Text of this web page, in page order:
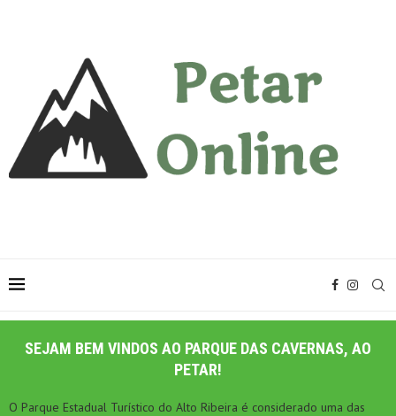
SEJAM BEM VINDOS AO PARQUE DAS CAVERNAS, AO
PETAR!
O Parque Estadual Turístico do Alto Ribeira é considerado uma das